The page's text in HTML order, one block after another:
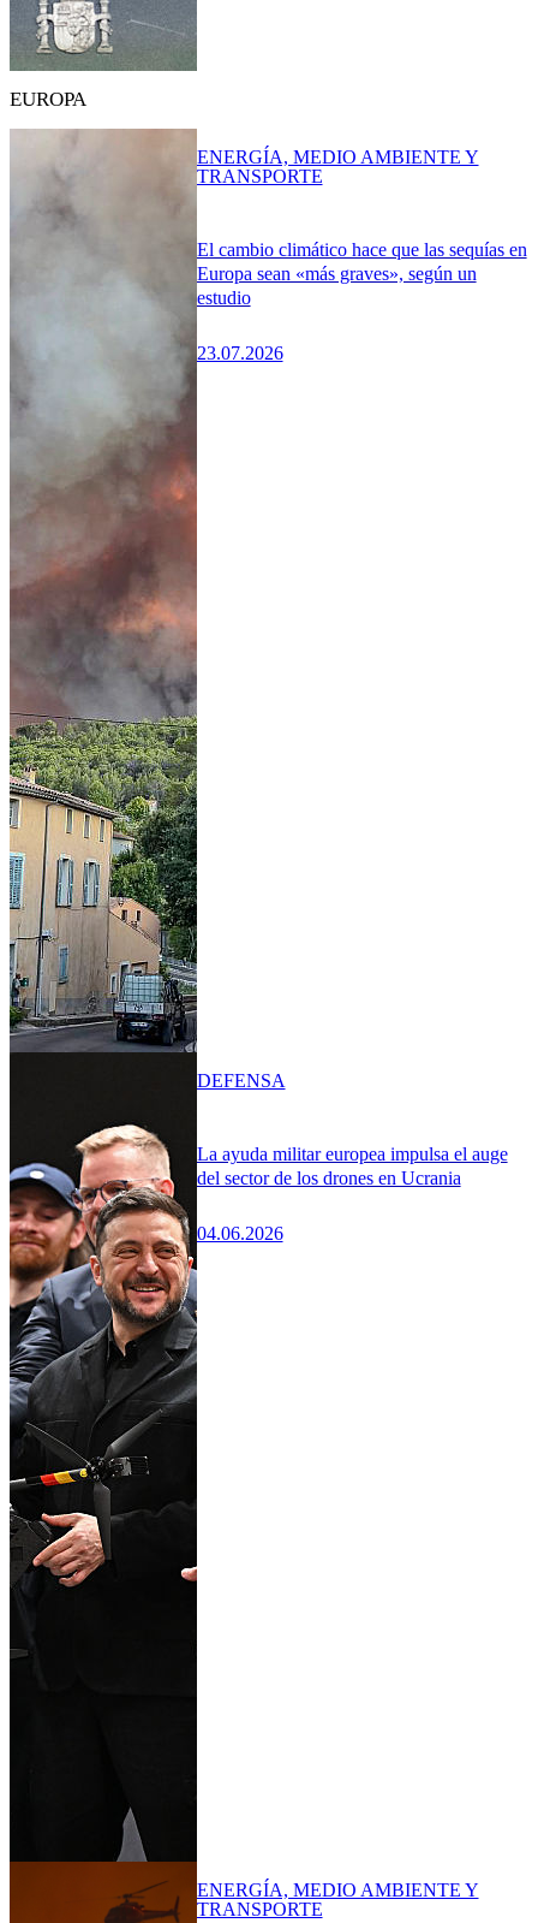
EUROPA
El cambio climático hace que las sequías en
Europa sean «más graves», según un
estudio
23.07.2026
ENERGÍA, MEDIO AMBIENTE Y
TRANSPORTE
La ayuda militar europea impulsa el auge
del sector de los drones en Ucrania
04.06.2026
DEFENSA
ENERGÍA, MEDIO AMBIENTE Y
TRANSPORTE